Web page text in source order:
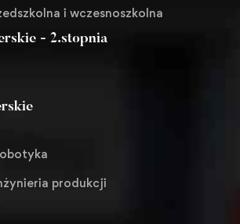
i wczesnoszkolna
- 2.stopnia
produkcji